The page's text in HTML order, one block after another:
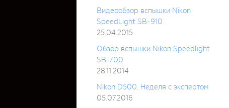
Видеообзор вспышки Nikon
SpeedLight SB-910
25.04.2015
Обзор вспышки Nikon Speedlight
SB-700
28.11.2014
Nikon D500. Неделя с экспертом
05.07.2016